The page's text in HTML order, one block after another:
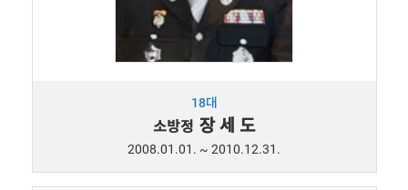
18대
소방정 장 세 도
2008.01.01. ~ 2010.12.31.